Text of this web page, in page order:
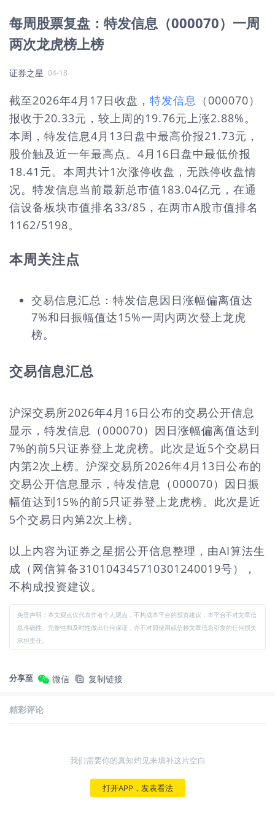
每周股票复盘：特发信息（000070）一周
两次龙虎榜上榜
证券之星 04-18
截至2026年4月17日收盘， 特发信息 （000070）
报收于20.33元，较上周的19.76元上涨2.88%。
本周，特发信息4月13日盘中最高价报21.73元，
股价触及近一年最高点。4月16日盘中最低价报
18.41元。本周共计1次涨停收盘，无跌停收盘情
况。特发信息当前最新总市值183.04亿元，在通
信设备板块市值排名33/85，在两市A股市值排名
1162/5198。
本周关注点
交易信息汇总：特发信息因日涨幅偏离值达
7%和日振幅值达15%一周内两次登上龙虎
榜。
交易信息汇总
沪深交易所2026年4月16日公布的交易公开信息
显示，特发信息（000070）因日涨幅偏离值达到
7%的前5只证券登上龙虎榜。此次是近5个交易日
内第2次上榜。沪深交易所2026年4月13日公布的
交易公开信息显示，特发信息（000070）因日振
幅值达到15%的前5只证券登上龙虎榜。此次是近
5个交易日内第2次上榜。
以上内容为证券之星据公开信息整理，由AI算法生
成（网信算备310104345710301240019号），
不构成投资建议。
免责声明：本文观点仅代表作者个人观点，不构成本平台的投资建议，本平台不对文章信
息准确性、完整性和及时性做出任何保证，亦不对因使用或信赖文章信息引发的任何损失
承担责任。
分享至 微信 复制链接
精彩评论
我们需要你的真知灼见来填补这片空白
打开APP，发表看法